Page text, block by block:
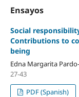
Ensayos
Social
Contributions to
being
Edna Margarita
27-43
PDF (Spanish)